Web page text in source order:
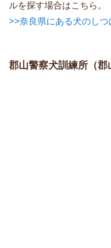
ルを探す場合はこちら。
>>奈良県にある犬のし
郡山警察犬訓練所（郡